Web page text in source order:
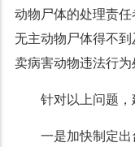
动物尸体的处理责
无主动物尸体得不
卖病害动物违法行为
针对以上问题，
一是加快制定